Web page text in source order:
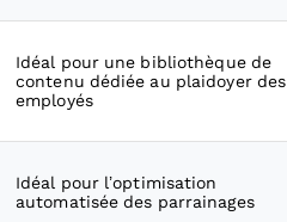
Idéal pour une bibliothèque de
contenu dédiée au plaidoyer des
employés
Idéal pour l’optimisation
automatisée des parrainages